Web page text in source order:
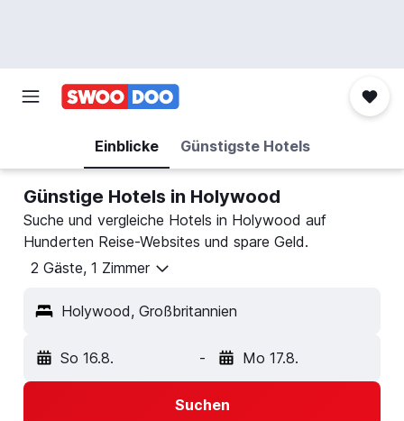
Einblicke Günstigste Hotels
Günstige Hotels in Holywood
Suche und vergleiche Hotels in Holywood auf
Hunderten Reise-Websites und spare Geld.
2 Gäste, 1 Zimmer
Holywood, Großbritannien
So 16.8. - Mo 17.8.
Suchen